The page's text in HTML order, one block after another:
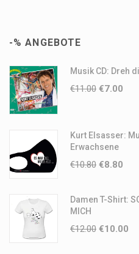
-% ANGEBOTE
Musik CD: Dreh
€11.00 €7.00
Kurt Elsasser:
Erwachsene
€10.80 €8.80
Damen T-Shirt:
MICH
€12.00 €10.00